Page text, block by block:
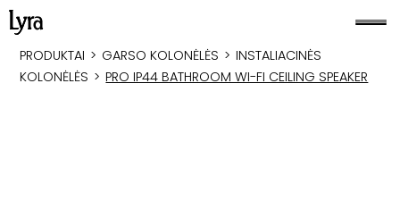
PRODUKTAI > GARSO KOLONĖLĖS > INSTALIACINĖS
KOLONĖLĖS > PRO IP44 BATHROOM WI-FI CEILING SPEAKER